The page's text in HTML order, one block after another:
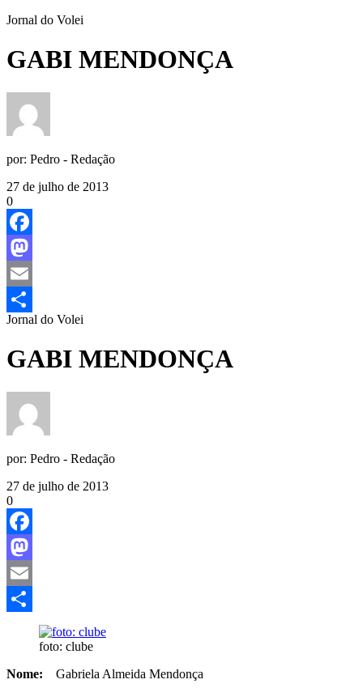
Jornal do Volei
GABI MENDONÇA
por: Pedro - Redação
27 de julho de 2013
0
Facebook
Mastodon
Email
Share
Jornal do Volei
GABI MENDONÇA
por: Pedro - Redação
27 de julho de 2013
0
Facebook
Mastodon
Email
foto: clube
Nome: Gabriela Almeida Mendonça